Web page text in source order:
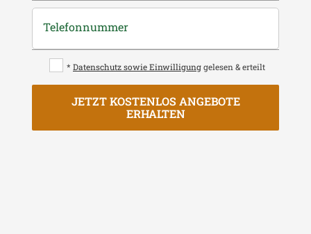
Telefonnummer
* Datenschutz sowie Einwilligung gelesen & erteilt
JETZT KOSTENLOS ANGEBOTE
ERHALTEN